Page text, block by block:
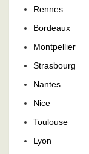
Rennes
Bordeaux
Montpellier
Strasbourg
Nantes
Nice
Toulouse
Lyon